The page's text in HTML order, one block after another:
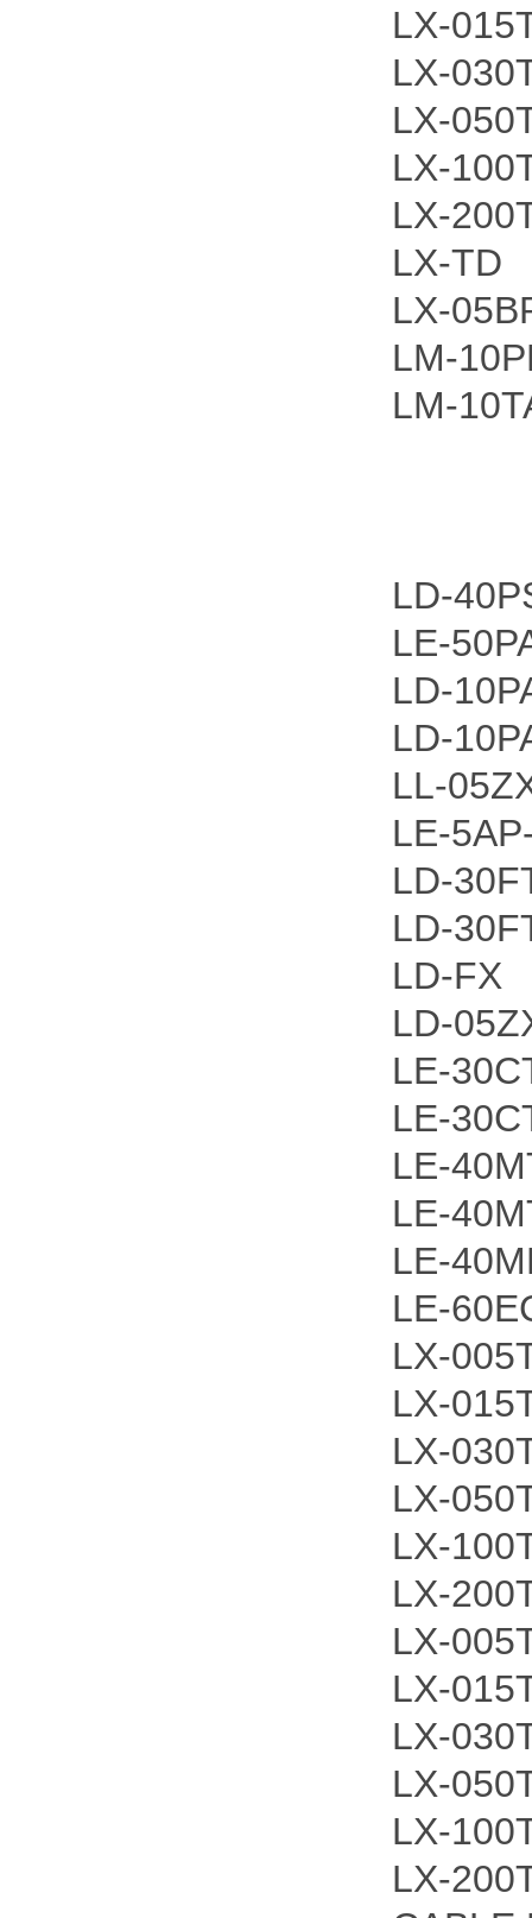
LX-
LX-
LX-
LX-
LX-
LX-TD
LX-
LM-
LM-
LD-
LE-
LD-
LD-
LL-
LE-
LD-
LD-
LD-FX
LD-
LE-
LE-
LE-
LE-
LE-
LE-
LX-
LX-
LX-
LX-
LX-
LX-
LX-
LX-
LX-
LX-
LX-
LX-